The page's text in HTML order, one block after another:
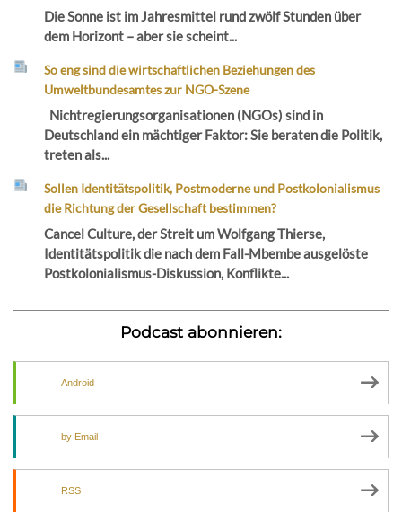
Die Sonne ist im Jahresmittel rund zwölf Stunden über
dem Horizont – aber sie scheint...
So eng sind die wirtschaftlichen Beziehungen des
Umweltbundesamtes zur NGO-Szene
Nichtregierungsorganisationen (NGOs) sind in
Deutschland ein mächtiger Faktor: Sie beraten die Politik,
treten als...
Sollen Identitätspolitik, Postmoderne und Postkolonialismus
die Richtung der Gesellschaft bestimmen?
Cancel Culture, der Streit um Wolfgang Thierse,
Identitätspolitik die nach dem Fall-Mbembe ausgelöste
Postkolonialismus-Diskussion, Konflikte...
Podcast abonnieren:
Android
by Email
RSS